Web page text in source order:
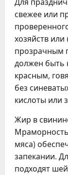
свежее или
хозяйств
прозрачным
должен быть
красным,
без
кислоты или
Жир в
мяса)
запекании.
подходят